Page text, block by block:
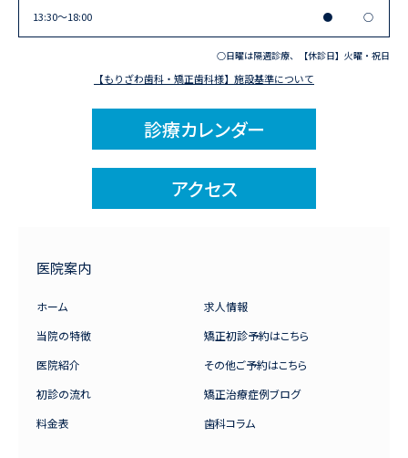
13:30〜18:00 ● ○
○日曜は隔週診療、【休診日】火曜・祝日
【もりざわ歯科・矯正歯科様】施設基準について
診療カレンダー
アクセス
医院案内
ホーム
当院の特徴
医院紹介
初診の流れ
料金表
求人情報
矯正初診予約はこちら
その他ご予約はこちら
矯正治療症例ブログ
歯科コラム